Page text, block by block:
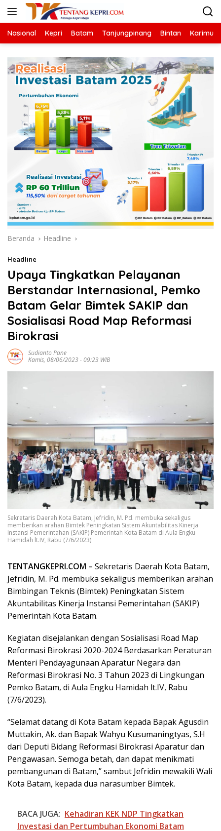
Langsung
Nasional Kepri Batam Tanjungpinang Bintan Karimun
Beranda Headline
Headline
Upaya Tingkatkan Pelayanan
Berstandar Internasional, Pemko
Batam Gelar Bimtek SAKIP dan
Sosialisasi Road Map Reformasi
Birokrasi
Sudianto Pane
Kamis, 08/06/2023 - 09:23 WIB
Sekretaris Daerah Kota Batam, Jefridin, M. Pd. membuka sekaligus
memberikan arahan Bimtek Peningkatan Sistem Akuntabilitas Kinerja
Instansi Pemerintahan (SAKIP) Pemerintah Kota Batam di Aula Engku
Hamidah lt.IV, Rabu (7/6/2023)
TENTANGKEPRI.COM – Sekretaris Daerah Kota Batam,
Jefridin, M. Pd. membuka sekaligus memberikan arahan
Bimbingan Teknis (Bimtek) Peningkatan Sistem
Akuntabilitas Kinerja Instansi Pemerintahan (SAKIP)
Pemerintah Kota Batam.
Kegiatan disejalankan dengan Sosialisasi Road Map
Reformasi Birokrasi 2020-2024 Berdasarkan Peraturan
Menteri Pendayagunaan Aparatur Negara dan
Reformasi Birokrasi No. 3 Tahun 2023 di Lingkungan
Pemko Batam, di Aula Engku Hamidah lt.IV, Rabu
(7/6/2023).
“Selamat datang di Kota Batam kepada Bapak Agusdin
Muttakin, Ak. dan Bapak Wahyu Kusumaningtyas, S.H
dari Deputi Bidang Reformasi Birokrasi Aparatur dan
Pengawasan. Semoga betah, dan dapat menikmati
pembangunan di Batam,” sambut Jefridin mewakili Wali
Kota Batam, kepada dua narasumber Bimtek.
BACA JUGA: Kehadiran KEK NDP Tingkatkan
Investasi dan Pertumbuhan Ekonomi Batam